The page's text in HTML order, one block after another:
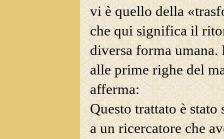
vi èquello della
che qui significa il
diversa forma umana.
alle prime righe del
afferma:
Questo trattato è
a un ricercatore che